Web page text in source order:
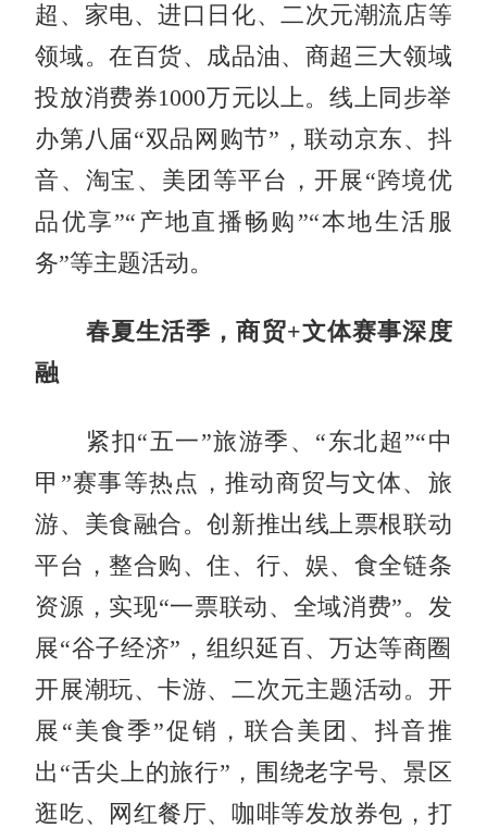
超、家电、进口日化、二次元潮流店等
领域。在百货、成品油、商超三大领域
投放消费券1000万元以上。线上同步举
办第八届“双品网购节”，联动京东、抖
音、淘宝、美团等平台，开展“跨境优
品优享”“产地直播畅购”“本地生活服
务”等主题活动。
春夏生活季，商贸+文体赛事深度
融
紧扣“五一”旅游季、“东北超”“中
甲”赛事等热点，推动商贸与文体、旅
游、美食融合。创新推出线上票根联动
平台，整合购、住、行、娱、食全链条
资源，实现“一票联动、全域消费”。发
展“谷子经济”，组织延百、万达等商圈
开展潮玩、卡游、二次元主题活动。开
展“美食季”促销，联合美团、抖音推
出“舌尖上的旅行”，围绕老字号、景区
逛吃、网红餐厅、咖啡等发放券包，打